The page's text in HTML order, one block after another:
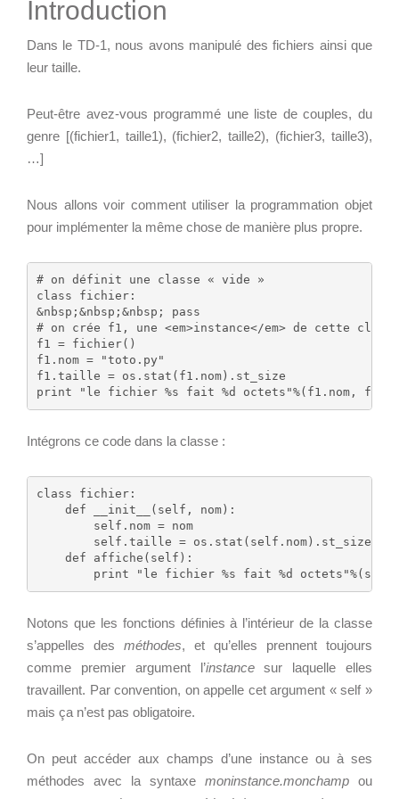
Webdesign - UX
MÉTHODOLOGIE AGILE
CONCEPTS
Cas d'usages
CLOUD BROKER
Business model
Cloud broker
Pour Qui ?
Workshop Cloud
Virtualisation
Support et Assistance
Migration
Formation
CLOUD
VOTRE CLOUD PRIVÉ
L’OFFRE CLOUD INFOGÉRÉ
Puppet
Xen Project
RÉFÉRENCES
eSanté
Dév Django eCommerce
Intranet métier
TMA Plone
Refonte Web
Serveur de messagerie
TMA Intranet
CONTACT
Introduction
Dans le TD-1, nous avons manipulé des fichiers ainsi que
leur taille.
Peut-être avez-vous programmé une liste de couples, du
genre [(fichier1, taille1), (fichier2, taille2), (fichier3, taille3),
…]
Nous allons voir comment utiliser la programmation objet
pour implémenter la même chose de manière plus propre.
# on définit une classe « vide »
class fichier:
&nbsp;&nbsp;&nbsp; pass
# on crée f1, une <em>instance</em> de cette classe
f1 = fichier()
f1.nom = "toto.py"
f1.taille = os.stat(f1.nom).st_size
Intégrons ce code dans la classe :
class fichier:
    def __init__(self, nom):
        self.nom = nom
        self.taille = os.stat(self.nom).st_size
    def affiche(self):
Notons que les fonctions définies à l’intérieur de la classe
s’appelles des méthodes, et qu’elles prennent toujours
comme premier argument l’instancesur laquelle elles
travaillent. Par convention, on appelle cet argument « self »
mais ça n’est pas obligatoire.
On peut accéder aux champs d’une instance ou à ses
méthodes avec la syntaxe moninstance.monchamp ou